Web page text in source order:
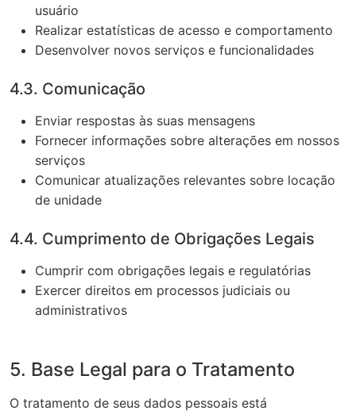
usuário
Realizar estatísticas de acesso e comportamento
Desenvolver novos serviços e funcionalidades
4.3. Comunicação
Enviar respostas às suas mensagens
Fornecer informações sobre alterações em nossos
serviços
Comunicar atualizações relevantes sobre locação
de unidade
4.4. Cumprimento de Obrigações Legais
Cumprir com obrigações legais e regulatórias
Exercer direitos em processos judiciais ou
administrativos
5. Base Legal para o Tratamento
O tratamento de seus dados pessoais está